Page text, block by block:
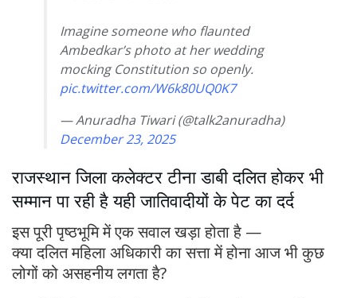
Imagine someone who flaunted
Ambedkar’s photo at her wedding
mocking Constitution so openly.
pic.twitter.com/W6k80UQ0K7
— Anuradha Tiwari (@talk2anuradha)
December 23, 2025
राजस्थान जिला कलेक्टर टीना डाबी दलित होकर भी
सम्मान पा रही है यही जातिवादीयों के पेट का दर्द
इस पूरी पृष्ठभूमि में एक सवाल खड़ा होता है —
क्या दलित महिला अधिकारी का सत्ता में होना आज भी कुछ
लोगों को असहनीय लगता है?